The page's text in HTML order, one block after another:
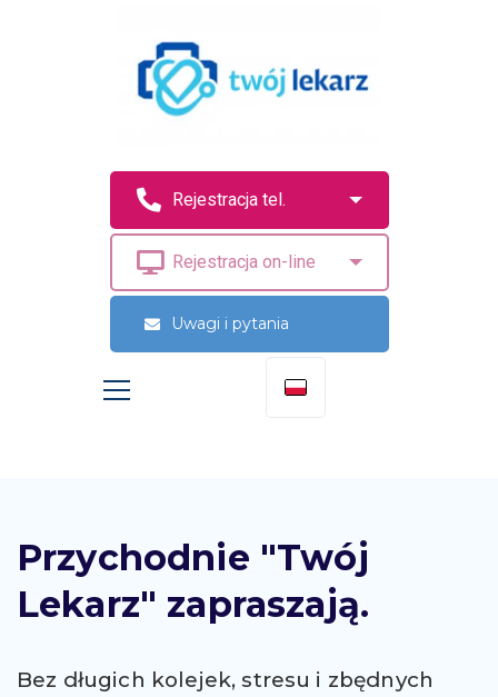
Uwagi i pytania
Przychodnie "Twój
Lekarz" zapraszają.
Bez długich kolejek, stresu i zbędnych